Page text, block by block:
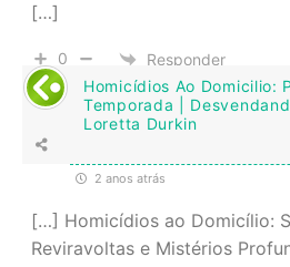
[…]
0
Responder
Homicídios Ao Domicilio:
Temporada |
Loretta Durkin
2 anos atrás
[…] Homicídios ao Domicílio:
Reviravoltas e Mistérios